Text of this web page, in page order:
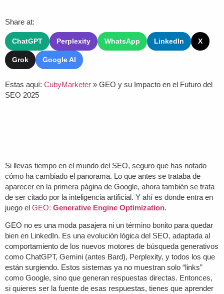
Share at:
ChatGPT Perplexity WhatsApp LinkedIn X
Grok Google AI
Estas aquí: CubyMarketer » GEO y su Impacto en el Futuro del
SEO 2025
Si llevas tiempo en el mundo del SEO, seguro que has notado
cómo ha cambiado el panorama. Lo que antes se trataba de
aparecer en la primera página de Google, ahora también se trata
de ser citado por la inteligencia artificial. Y ahí es donde entra en
juego el GEO: Generative Engine Optimization.
GEO no es una moda pasajera ni un término bonito para quedar
bien en LinkedIn. Es una evolución lógica del SEO, adaptada al
comportamiento de los nuevos motores de búsqueda generativos
como ChatGPT, Gemini (antes Bard), Perplexity, y todos los que
están surgiendo. Estos sistemas ya no muestran solo “links”
como Google, sino que generan respuestas directas. Entonces,
si quieres ser la fuente de esas respuestas, tienes que aprender